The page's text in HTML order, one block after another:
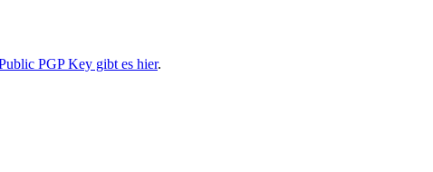
PGP Key gibt es hier.